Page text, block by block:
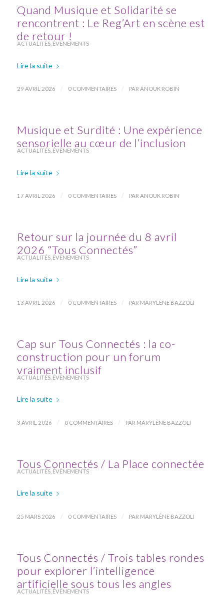
Quand Musique et Solidarité se
rencontrent : Le Reg’Art en scène est
de retour !
ACTUALITÉS, ÉVÈNEMENTS
Lire la suite
29 AVRIL 2026 / 0 COMMENTAIRES / PAR ANOUK ROBIN
Musique et Surdité : Une expérience
sensorielle au cœur de l’inclusion
ACTUALITÉS, ÉVÈNEMENTS
Lire la suite
17 AVRIL 2026 / 0 COMMENTAIRES / PAR ANOUK ROBIN
Retour sur la journée du 8 avril
2026 “Tous Connectés”
ACTUALITÉS, ÉVÈNEMENTS
Lire la suite
13 AVRIL 2026 / 0 COMMENTAIRES / PAR MARYLÈNE BAZZOLI
Cap sur Tous Connectés : la co-
construction pour un forum
vraiment inclusif
ACTUALITÉS, ÉVÈNEMENTS
Lire la suite
3 AVRIL 2026 / 0 COMMENTAIRES / PAR MARYLÈNE BAZZOLI
Tous Connectés / La Place connectée
ACTUALITÉS, ÉVÈNEMENTS
Lire la suite
25 MARS 2026 / 0 COMMENTAIRES / PAR MARYLÈNE BAZZOLI
Tous Connectés / Trois tables rondes
pour explorer l’intelligence
artificielle sous tous les angles
ACTUALITÉS, ÉVÈNEMENTS